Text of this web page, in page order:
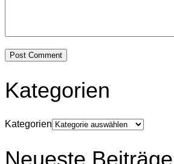
Kategorien
Kategorien